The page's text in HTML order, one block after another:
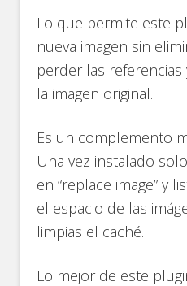
Lo que permite este
nueva imagen sin
perder las
la imagen original.
Es un complemento
Una vez instalado
en “replace image” y
el espacio de las
limpias el caché.
Lo mejor de este